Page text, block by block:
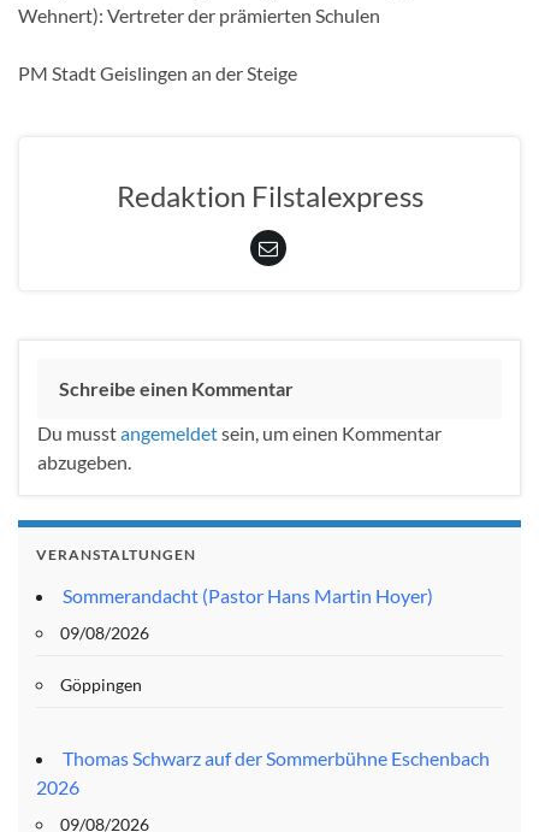
Wehnert): Vertreter der prämierten Schulen
PM Stadt Geislingen an der Steige
Redaktion Filstalexpress
Schreibe einen Kommentar
Du musstangemeldetsein, um einen Kommentar
abzugeben.
VERANSTALTUNGEN
Sommerandacht (Pastor Hans Martin Hoyer)
09/08/2026
Göppingen
Thomas Schwarz auf der Sommerbühne Eschenbach
2026
09/08/2026